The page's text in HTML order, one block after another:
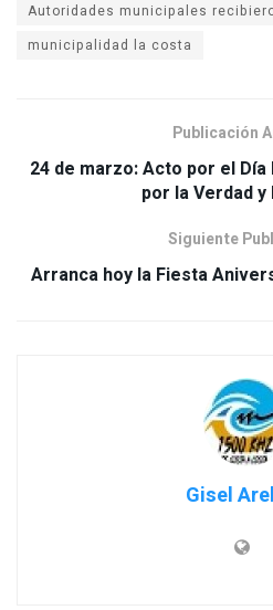
Autoridades municipales
municipalidad la costa
Publicación
24 de marzo: Acto por el
Siguiente
Arranca hoy la Fiesta
Gisel